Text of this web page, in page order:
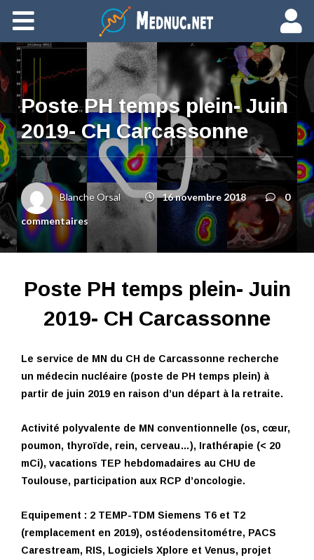
Ajouter du contenu
Poste PH temps plein- Juin
2019- CH Carcassonne
Blanche Orsal 16 novembre 2018
0
commentaires
Poste PH temps plein- Juin
2019- CH Carcassonne
Le service de MN du CH de Carcassonne recherche
un médecin nucléaire (poste de PH temps plein) à
partir de juin 2019 en raison d’un départ à la retraite.
Activité polyvalente de MN conventionnelle (os, cœur,
poumon, thyroïde, rein, cerveau…), Irathérapie (< 20
mCi), vacations TEP hebdomadaires au CHU de
Toulouse, participation aux RCP d’oncologie.
Equipement : 2 TEMP-TDM Siemens T6 et T2
(remplacement en 2019), ostéodensitométre, PACS
Carestream, RIS, Logiciels Xplore et Venus, projet